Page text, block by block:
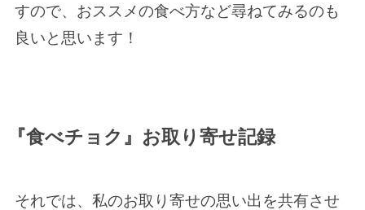
すので、おススメの食べ方など尋ねてみるのも
良いと思います！
『食べチョク』お取り寄せ記録
それでは、私のお取り寄せの思い出を共有させ